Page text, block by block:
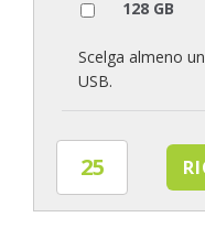
128 GB
Scelga almeno
USB.